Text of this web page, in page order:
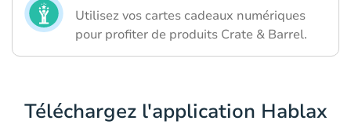
Utilisez vos cartes cadeaux numériques
pour profiter de produits Crate & Barrel.
Téléchargez l'application Hablax